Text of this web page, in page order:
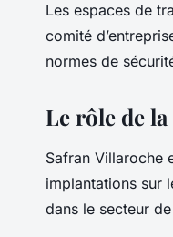
Les espaces de
comité
normes de
Le rôle de
Safran Villaroche
implantations sur
dans le secteur